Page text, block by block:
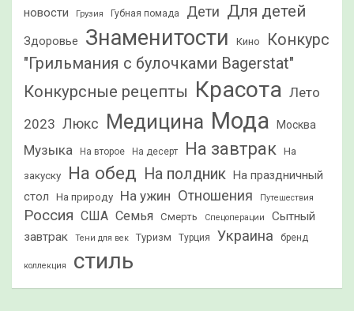
новости
Грузия Губная помада Дети Для детей
Здоровье Знаменитости Кино
Конкурс
"Грильмания с булочками Bagerstat"
Конкурсные рецепты Красота Лето
2023 Люкс Медицина Мода Москва
Музыка На второе На десерт На завтрак На
закуску На обед На полдник На праздничный
стол
На природу На ужин Отношения Путешествия
Россия США Семья Смерть Спецоперации
Сытный
завтрак
Тени для век Туризм Турция Украина бренд
коллекция стиль